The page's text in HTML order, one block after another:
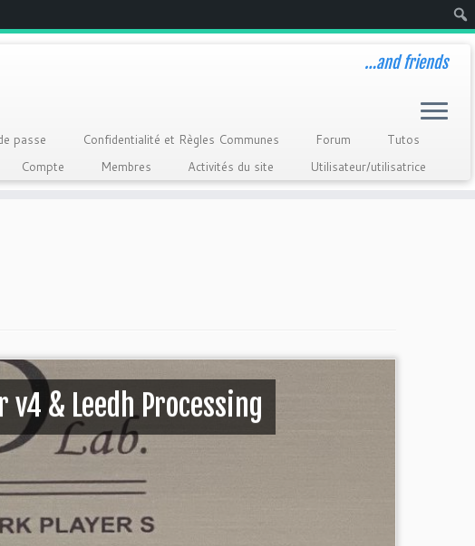
…and friends
passe Confidentialité et Règles Communes Forum
Tutos
Compte Membres Activités du site Utilisateur/utilisatrice
v4 & Leedh Processing